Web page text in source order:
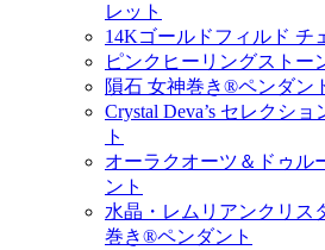
レット
14Kゴールドフィルド チ
ピンクヒーリングストー
隕石 女神巻き®ペンダン
Crystal Deva’s セレクシ
ト
オーラクオーツ＆ドゥル
ント
水晶・レムリアンクリス
巻き®ペンダント